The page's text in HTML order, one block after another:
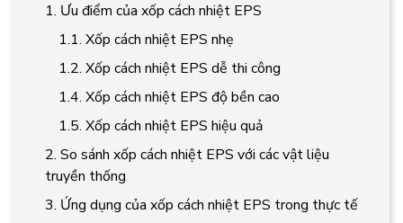
1. Ưu điểm của xốp cách nhiệt EPS
1.1. Xốp cách nhiệt EPS nhẹ
1.2. Xốp cách nhiệt EPS dễ thi công
1.4. Xốp cách nhiệt EPS độ bền cao
1.5. Xốp cách nhiệt EPS hiệu quả
2. So sánh xốp cách nhiệt EPS với các vật liệu
truyền thống
3. Ứng dụng của xốp cách nhiệt EPS trong thực tế